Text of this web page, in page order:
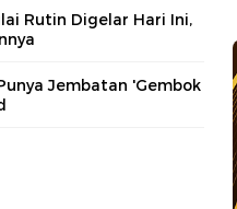
Rutin Digelar Hari Ini,
Jembatan 'Gembok